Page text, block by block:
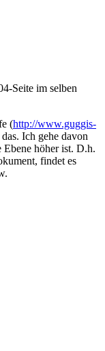
Seite im selben
(http://www.guggis-
Ich gehe davon
Ebene höher ist. D.h.
findet es